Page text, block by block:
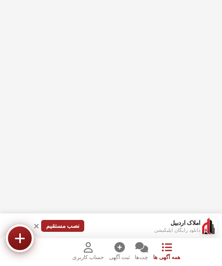
املاک اردبیل
دانلود رایگان اپلیکیشن
نصب مستقیم
همه آگهی ها چت‌ها ثبت آگهی حساب کاربری